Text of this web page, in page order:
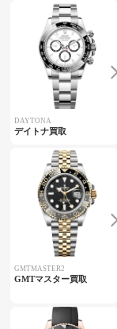
DAYTONA
デイトナ買取
GMTMASTER2
GMTマスター買取